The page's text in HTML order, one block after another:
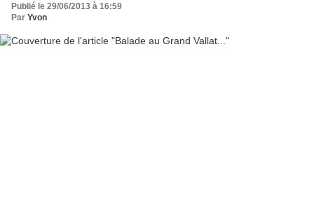
Publié le 29/06/2013 à 16:59
Par Yvon